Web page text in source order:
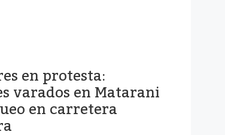
en protesta:
varados en Matarani
en carretera